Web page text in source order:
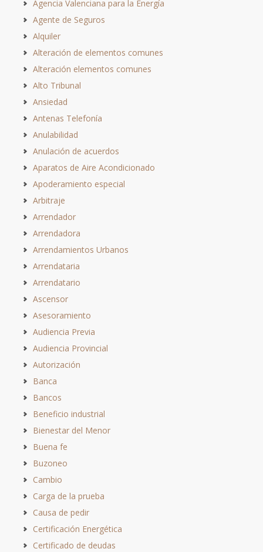
Agencia Valenciana para la Energía
Agente de Seguros
Alquiler
Alteración de elementos comunes
Alteración elementos comunes
Alto Tribunal
Ansiedad
Antenas Telefonía
Anulabilidad
Anulación de acuerdos
Aparatos de Aire Acondicionado
Apoderamiento especial
Arbitraje
Arrendador
Arrendadora
Arrendamientos Urbanos
Arrendataria
Arrendatario
Ascensor
Asesoramiento
Audiencia Previa
Audiencia Provincial
Autorización
Banca
Bancos
Beneficio industrial
Bienestar del Menor
Buena fe
Buzoneo
Cambio
Carga de la prueba
Causa de pedir
Certificación Energética
Certificado de deudas